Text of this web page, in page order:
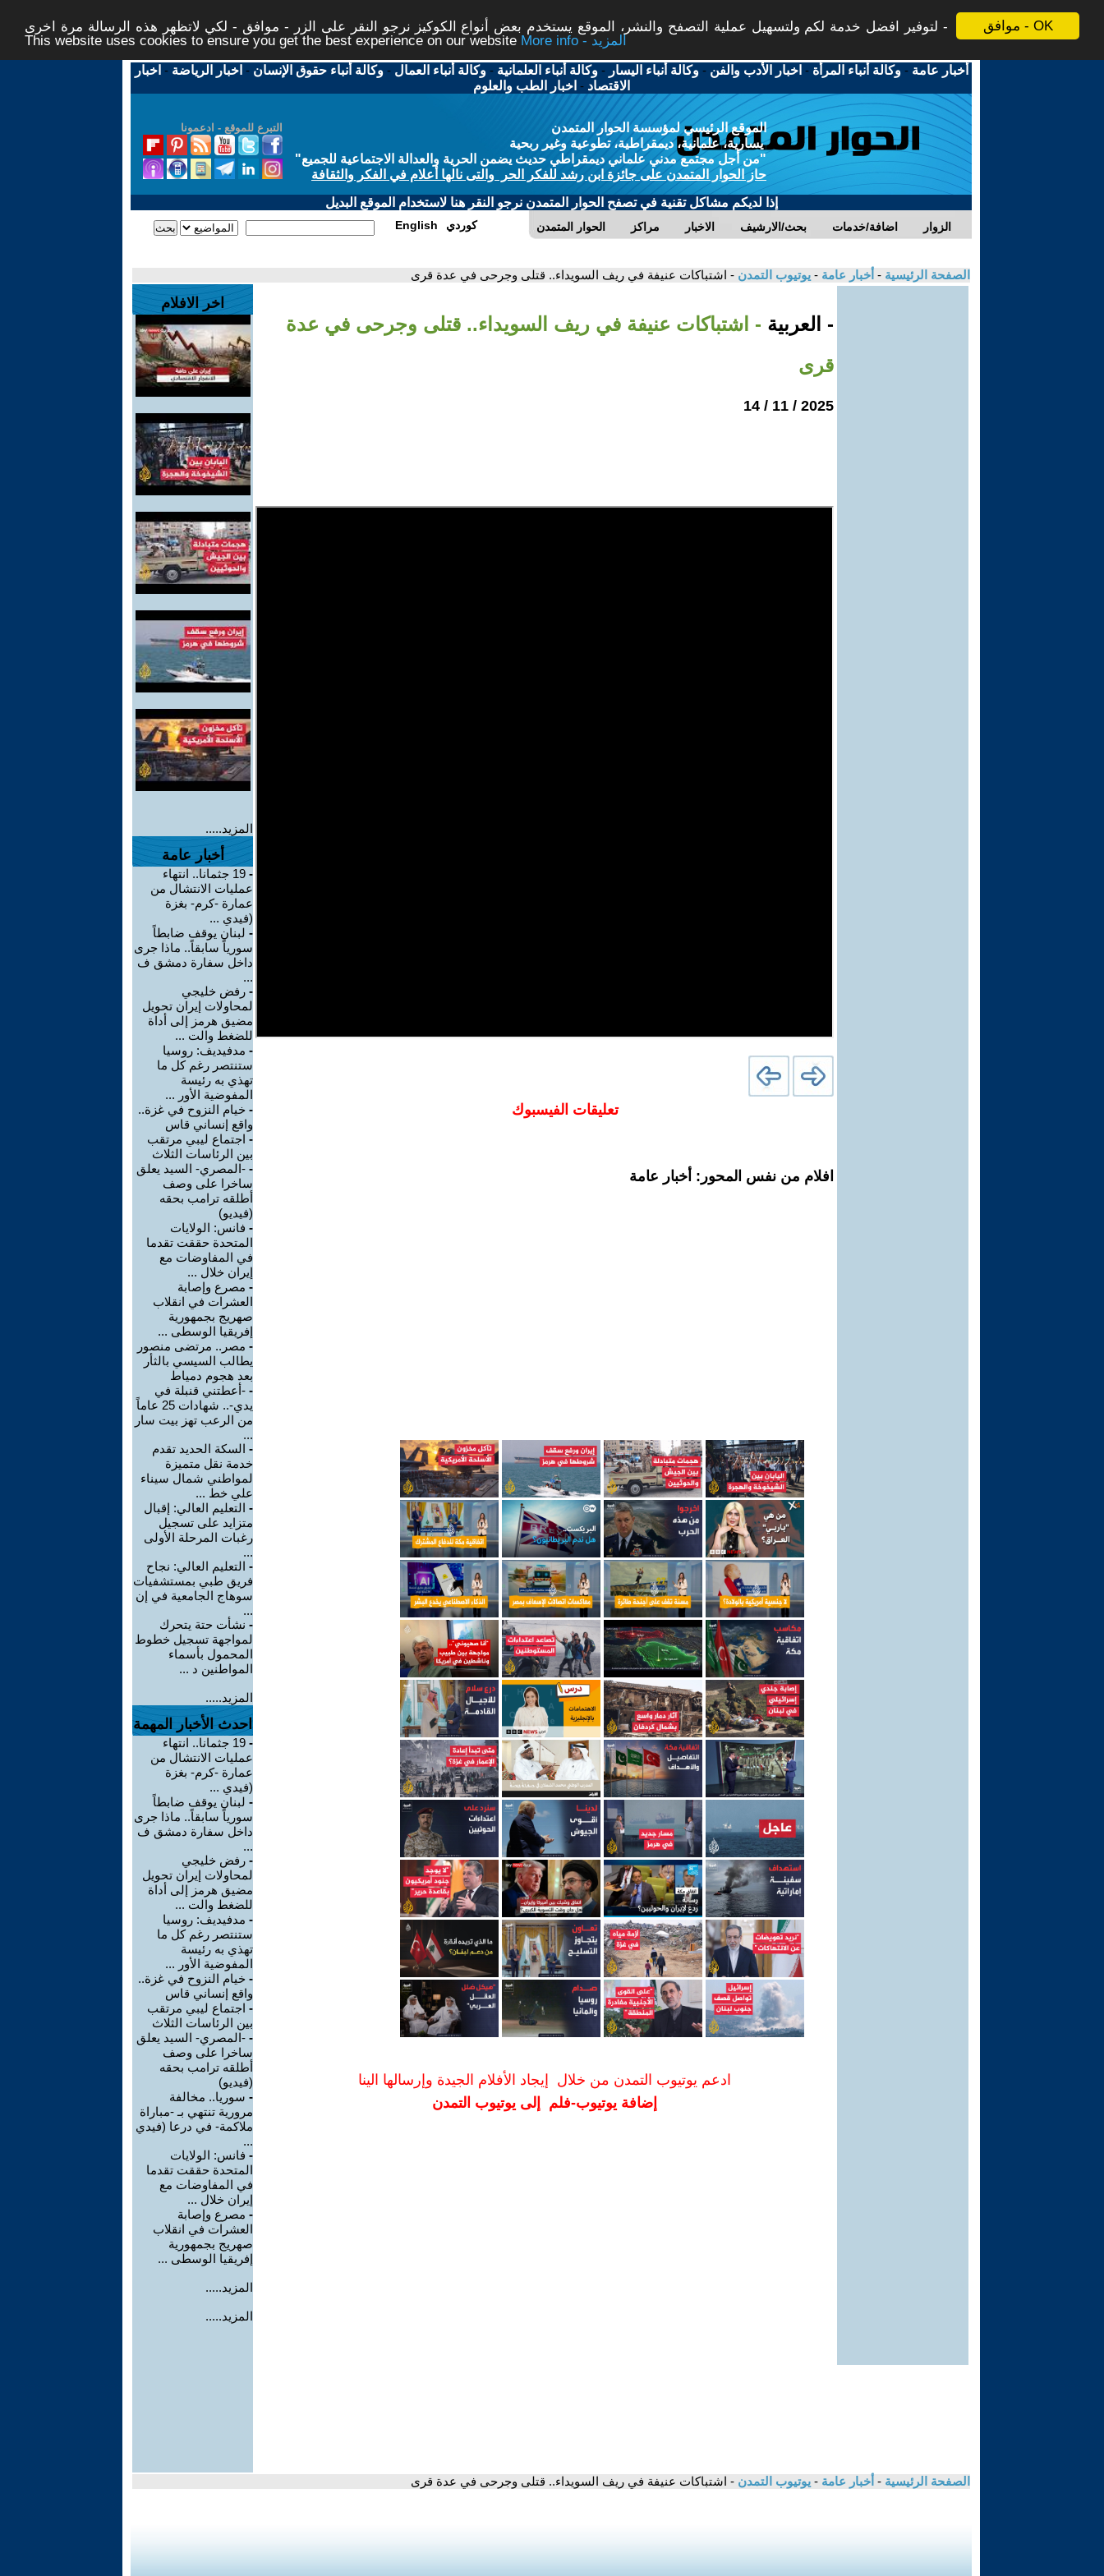
موافق - OK
لتوفير افضل خدمة لكم ولتسهيل عملية التصفح والنشر، الموقع يستخدم بعض أنواع الكوكيز نرجو النقر على الزر - موافق - لكي لاتظهر هذه الرسالة مرة اخرى -
This website uses cookies to ensure you get the best experience on our website
More info - المزيد
أخبار عامة -وكالة أنباء المرأة - اخبار الأدب والفن -وكالة أنباء اليسار -وكالة أنباء العلمانية -وكالة أنباء العمال -وكالة أنباء حقوق الإنسان - اخبار الرياضة - اخبار
الاقتصاد - اخبار الطب والعلوم
التبرع للموقع - ادعمونا
الموقع الرئيسي لمؤسسة الحوار المتمدن
يسارية، علمانية، ديمقراطية، تطوعية وغير ربحية
"من أجل مجتمع مدني علماني ديمقراطي حديث يضمن الحرية والعدالة الاجتماعية للجميع"
حاز الحوار المتمدن على جائزة ابن رشد للفكر الحر والتى نالها أعلام في الفكر والثقافة
إذا لديكم مشاكل تقنية في تصفح الحوار المتمدن نرجو النقر هنا لاستخدام الموقع البديل
الحوار المتمدن مراكز الاخبار بحث/الارشيف اضافة/خدمات الزوار English كوردي
الصفحة الرئيسية - أخبار عامة - يوتيوب التمدن - اشتباكات عنيفة في ريف السويداء.. قتلى وجرحى في عدة قرى
- العربية - اشتباكات عنيفة في ريف السويداء.. قتلى وجرحى في عدة
قرى
2025 / 11 / 14
تعليقات الفيسبوك
افلام من نفس المحور: أخبار عامة
ادعم يوتيوب التمدن من خلال إيجاد الأفلام الجيدة وإرسالها الينا
إضافة يوتيوب-فلم إلى يوتيوب التمدن
اخر الافلام
المزيد.....
أخبار عامة
-
19 جثمانا.. انتهاء
عمليات الانتشال من
عمارة -كرم- بغزة
(فيدي ...
- لبنان يوقف ضابطاً
سورياً سابقاً.. ماذا جرى
داخل سفارة دمشق ف
...
- رفض خليجي
لمحاولات إيران تحويل
مضيق هرمز إلى أداة
للضغط والت ...
- مدفيديف: روسيا
ستنتصر رغم كل ما
تهذي به رئيسة
المفوضية الأور ...
- خيام النزوح في غزة..
واقع إنساني قاس
- اجتماع ليبي مرتقب
بين الرئاسات الثلاث
- -المصري- السيد يعلق
ساخرا على وصف
أطلقه ترامب بحقه
(فيديو)
- فانس: الولايات
المتحدة حققت تقدما
في المفاوضات مع
إيران خلال ...
- مصرع وإصابة
العشرات في انقلاب
صهريج بجمهورية
إفريقيا الوسطى ...
- مصر.. مرتضى منصور
يطالب السيسي بالثأر
بعد هجوم دمياط
- -أعطتني قنبلة في
يدي-.. شهادات 25 عاماً
من الرعب تهز بيت سار
...
- السكة الحديد تقدم
خدمة نقل متميزة
لمواطني شمال سيناء
علي خط ...
- التعليم العالي: إقبال
متزايد على تسجيل
رغبات المرحلة الأولى
...
- التعليم العالي: نجاح
فريق طبي بمستشفيات
سوهاج الجامعية في إن
...
- نشأت حتة يتحرك
لمواجهة تسجيل خطوط
المحمول بأسماء
المواطنين د ...
المزيد.....
احدث الأخبار المهمة
-
19 جثمانا.. انتهاء
عمليات الانتشال من
عمارة -كرم- بغزة
(فيدي ...
- لبنان يوقف ضابطاً
سورياً سابقاً.. ماذا جرى
داخل سفارة دمشق ف
...
- رفض خليجي
لمحاولات إيران تحويل
مضيق هرمز إلى أداة
للضغط والت ...
- مدفيديف: روسيا
ستنتصر رغم كل ما
تهذي به رئيسة
المفوضية الأور ...
- خيام النزوح في غزة..
واقع إنساني قاس
- اجتماع ليبي مرتقب
بين الرئاسات الثلاث
- -المصري- السيد يعلق
ساخرا على وصف
أطلقه ترامب بحقه
(فيديو)
- سوريا.. مخالفة
مرورية تنتهي بـ -مباراة
ملاكمة- في درعا (فيدي
...
- فانس: الولايات
المتحدة حققت تقدما
في المفاوضات مع
إيران خلال ...
- مصرع وإصابة
العشرات في انقلاب
صهريج بجمهورية
إفريقيا الوسطى ...
المزيد.....
المزيد.....
الصفحة الرئيسية - أخبار عامة - يوتيوب التمدن - اشتباكات عنيفة في ريف السويداء.. قتلى وجرحى في عدة قرى